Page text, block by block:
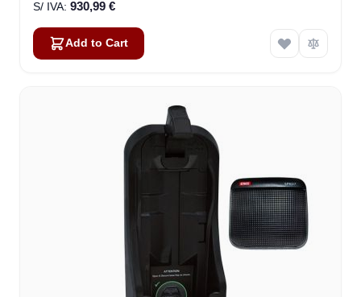
930,99 €
Add to Cart